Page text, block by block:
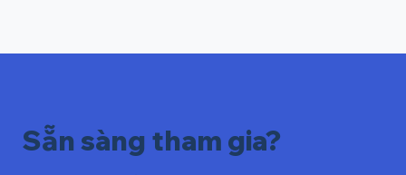
Sẵn sàng tham gia?